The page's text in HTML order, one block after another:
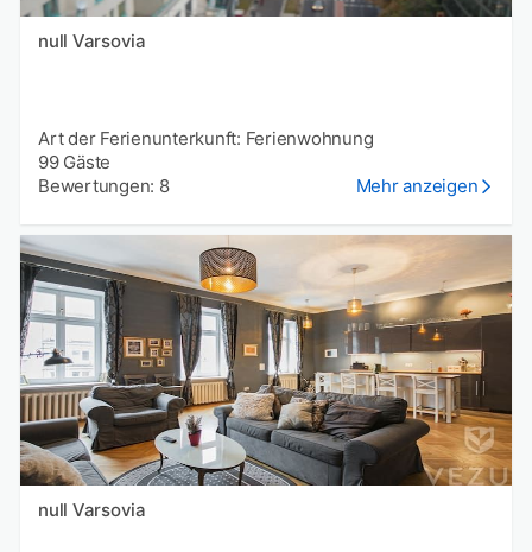
null Varsovia
Art der Ferienunterkunft: Ferienwohnung
99 Gäste
Bewertungen: 8
Mehr anzeigen
null Varsovia